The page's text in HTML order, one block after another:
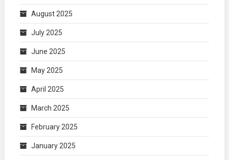
August 2025
July 2025
June 2025
May 2025
April 2025
March 2025
February 2025
January 2025